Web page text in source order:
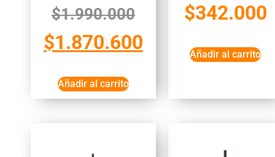
$1.990.000
$1.870.600
Añadir al carrito
$342.000
Añadir al carrito